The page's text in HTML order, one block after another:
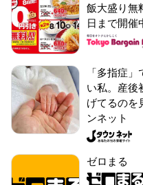
飯大盛り無
日まで開催
「多指症
い私。産後
げてるのを
ンネット
ゼロまる